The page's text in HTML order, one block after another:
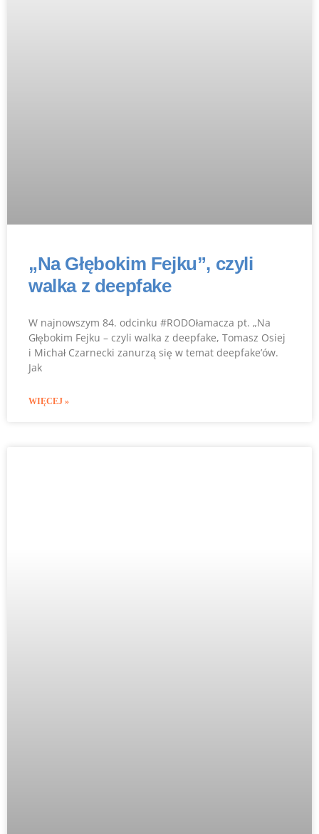
„Na Głębokim Fejku”, czyli
walka z deepfake
W najnowszym 84. odcinku #RODOłamacza pt. „Na
Głębokim Fejku – czyli walka z deepfake, Tomasz Osiej
i Michał Czarnecki zanurzą się w temat deepfake’ów.
Jak
WIĘCEJ »